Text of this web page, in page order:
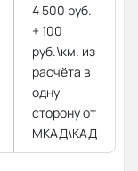
4 500 руб.
+ 100
руб.\км. из
расчёта в
одну
сторону от
МКАД\КАД